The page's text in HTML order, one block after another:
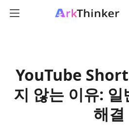
YouTube
지 않는 이유: 일
해결